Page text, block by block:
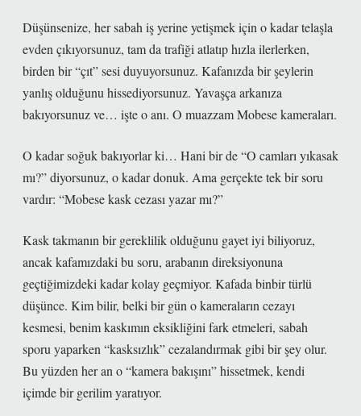
Düşünsenize, her sabah iş yerine yetişmek için o kadar telaşla
evden çıkıyorsunuz, tam da trafiği atlatıp hızla ilerlerken,
birden bir “çıt” sesi duyuyorsunuz. Kafanızda bir şeylerin
yanlış olduğunu hissediyorsunuz. Yavaşça arkanıza
bakıyorsunuz ve… işte o anı. O muazzam Mobese kameraları.
O kadar soğuk bakıyorlar ki… Hani bir de “O camları yıkasak
mı?” diyorsunuz, o kadar donuk. Ama gerçekte tek bir soru
vardır: “Mobese kask cezası yazar mı?”
Kask takmanın bir gereklilik olduğunu gayet iyi biliyoruz,
ancak kafamızdaki bu soru, arabanın direksiyonuna
geçtiğimizdeki kadar kolay geçmiyor. Kafada binbir türlü
düşünce. Kim bilir, belki bir gün o kameraların cezayı
kesmesi, benim kaskımın eksikliğini fark etmeleri, sabah
sporu yaparken “kasksızlık” cezalandırmak gibi bir şey olur.
Bu yüzden her an o “kamera bakışını” hissetmek, kendi
içimde bir gerilim yaratıyor.